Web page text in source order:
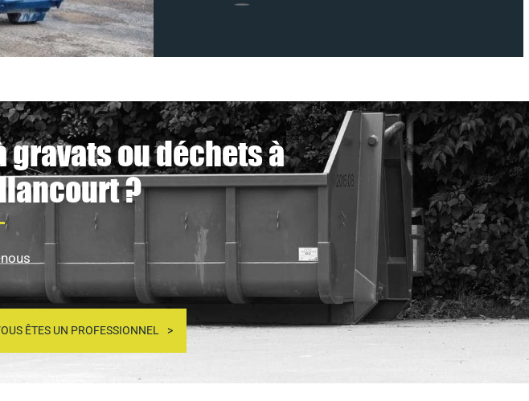
gravats ou déchets à
?
ÊTES UN PROFESSIONNEL